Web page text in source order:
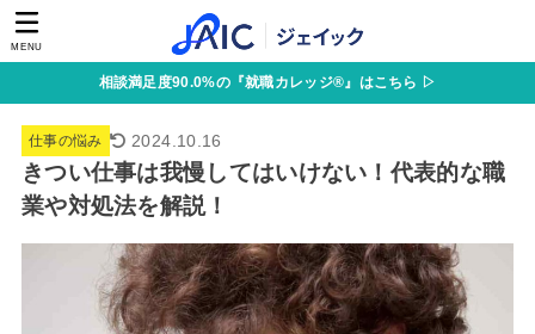
MENU
相談満足度90.0%の『就職カレッジ®』はこちら ▷
仕事の悩み 2024.10.16
きつい仕事は我慢してはいけない！代表的な職
業や対処法を解説！